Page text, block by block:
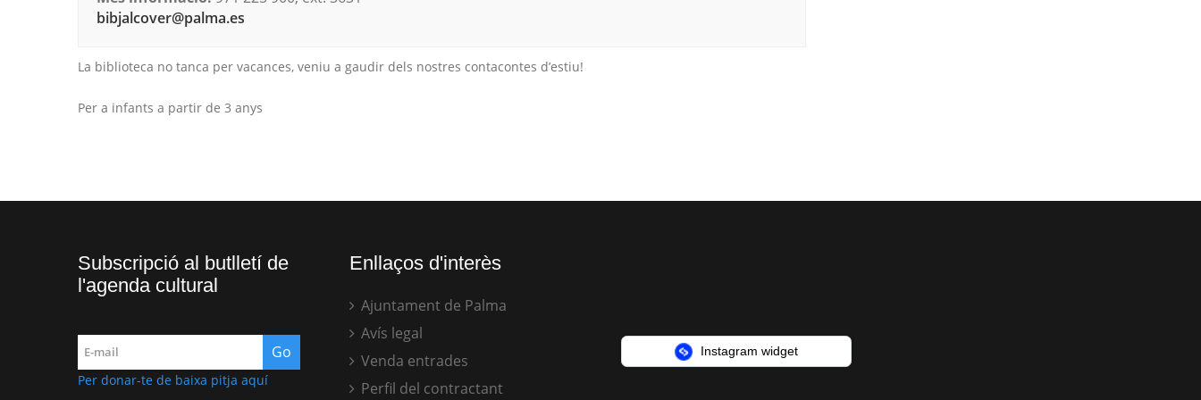
bibjalcover@palma.es
La biblioteca no tanca per vacances, veniu a gaudir dels nostres contacontes d’estiu!
Per a infants a partir de 3 anys
Subscripció al butlletí de
l'agenda cultural
Per donar-te de baixa pitja aquí
Enllaços d'interès
Ajuntament de Palma
Avís legal
Venda entrades
Perfil del contractant
Instagram widget